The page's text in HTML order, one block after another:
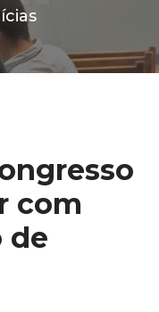
com
de